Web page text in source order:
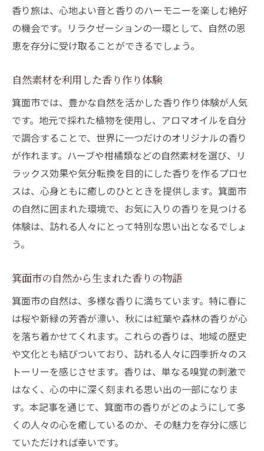
香り旅は、心地よい音と香りのハーモニーを楽しむ絶好
の機会です。リラクゼーションの一環として、自然の恩
恵を存分に受け取ることができるでしょう。
自然素材を利用した香り作り体験
箕面市では、豊かな自然を活かした香り作り体験が人気
です。地元で採れた植物を使用し、アロマオイルを自分
で調合することで、世界に一つだけのオリジナルの香り
が作れます。ハーブや柑橘類などの自然素材を選び、リ
ラックス効果や気分転換を目的にした香りを作るプロセ
スは、心身ともに癒しのひとときを提供します。箕面市
の自然に囲まれた環境で、お気に入りの香りを見つける
体験は、訪れる人々にとって特別な思い出となるでしょ
う。
箕面市の自然から生まれた香りの物語
箕面市の自然は、多様な香りに満ちています。特に春に
は桜や新緑の芳香が漂い、秋には紅葉や森林の香りが心
を落ち着かせてくれます。これらの香りは、地域の歴史
や文化とも結びついており、訪れる人々に四季折々のス
トーリーを感じさせます。香りは、単なる嗅覚の刺激で
はなく、心の中に深く刻まれる思い出の一部になりま
す。本記事を通じて、箕面市の香りがどのようにして多
くの人々の心を癒しているのか、その魅力を存分に感じ
ていただければ幸いです。